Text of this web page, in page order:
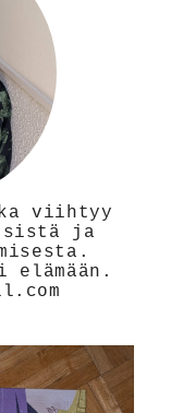
viihtyy
ja
elämään.